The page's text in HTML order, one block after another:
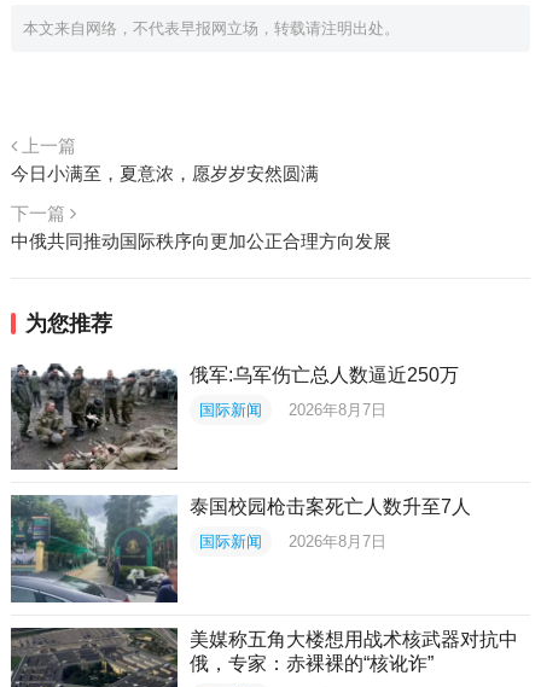
本文来自网络，不代表早报网立场，转载请注明出处。
上一篇
今日小满至，夏意浓，愿岁岁安然圆满
下一篇
中俄共同推动国际秩序向更加公正合理方向发展
为您推荐
俄军:乌军伤亡总人数逼近250万
国际新闻 2026年8月7日
泰国校园枪击案死亡人数升至7人
国际新闻 2026年8月7日
美媒称五角大楼想用战术核武器对抗中
俄，专家：赤裸裸的“核讹诈”